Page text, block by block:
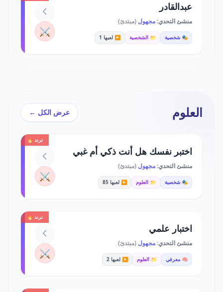
عبدالقادر
منشئ التحدي:مجهول (مبتدئ)
🎭 شخصية 📁 الشخصية ▶️ لعبها 1 ⚔️
العلوم عرض الكل ←
ترند 🔥
اختبر نفسك هل أنت ذكي أم غبي
منشئ التحدي:مجهول (مبتدئ)
🎭 شخصية 📁 العلوم ▶️ لعبها 85 ⚔️
ترند 🔥
اختبار علمي
منشئ التحدي:مجهول (مبتدئ)
🧠 معرفي 📁 العلوم ▶️ لعبها 2 ⚔️